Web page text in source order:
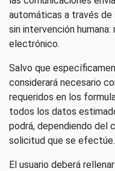
automáticas a través
sin intervención
electrónico.
Salvo que
considerará necesario
requeridos en los
todos los datos
podrá, dependiendo del
solicitud que se efectúe.
El usuario deberá